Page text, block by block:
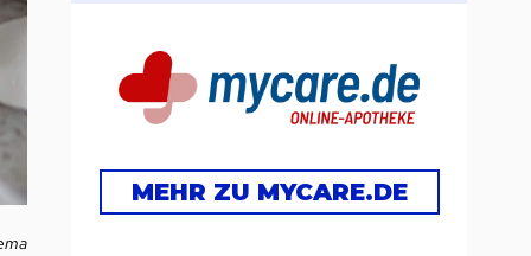
MEHR ZU MYCARE.DE